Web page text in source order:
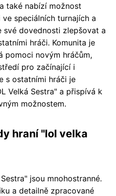
také nabízí možnost
speciálních turnajích a
své dovednosti zlepšovat a
hráči. Komunita je
pomoci novým hráčům,
pro začínající i
s ostatními hráči je
Velká Sestra" a přispívá k
možnostem.
hraní "lol velka
jsou mnohostranné.
a detailně zpracované